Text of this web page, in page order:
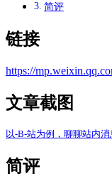
简评
链接
https://
文章截图
以-B-站为例，聊聊站内消
简评